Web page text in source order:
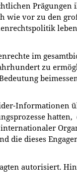
vor zu den
im
zu
Informationen
die dieses
autorisiert.